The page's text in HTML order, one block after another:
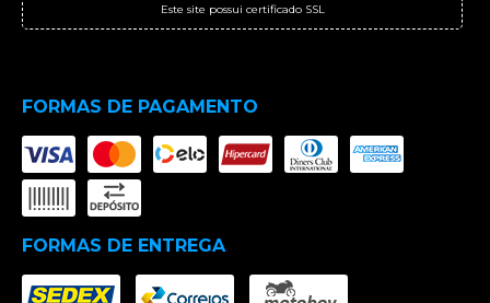
Este site possui certificado SSL
FORMAS DE PAGAMENTO
FORMAS DE ENTREGA